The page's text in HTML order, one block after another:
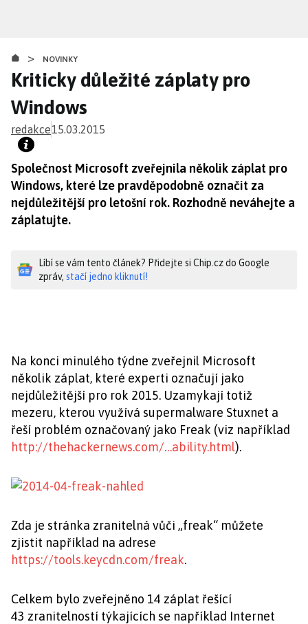
obsahu
> NOVINKY
Kriticky důležité záplaty pro
Windows
redakce15.03.2015
Společnost Microsoft zveřejnila několik záplat pro
Windows, které lze pravděpodobně označit za
nejdůležitější pro letošní rok. Rozhodně neváhejte a
záplatujte.
Líbí se vám tento článek? Přidejte si Chip.cz do Google
zpráv, stačí jedno kliknutí!
Na konci minulého týdne zveřejnil Microsoft
několik záplat, které experti označují jako
nejdůležitější pro rok 2015. Uzamykají totiž
mezeru, kterou využívá supermalware Stuxnet a
řeší problém označovaný jako Freak (viz například
http://thehackernews.com/…ability.html).
Zda je stránka zranitelná vůči „freak“ můžete
zjistit například na adrese
https://tools.keycdn.com/freak.
Celkem bylo zveřejněno 14 záplat řešící
43 zranitelností týkajících se například Internet